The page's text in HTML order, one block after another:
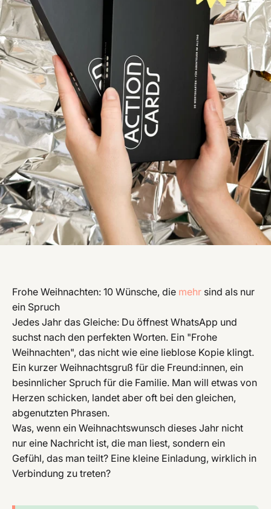
Frohe Weihnachten: 10 Wünsche, die mehr sind als nur
ein Spruch
Jedes Jahr das Gleiche: Du öffnest WhatsApp und
suchst nach den perfekten Worten. Ein "Frohe
Weihnachten", das nicht wie eine lieblose Kopie klingt.
Ein kurzer Weihnachtsgruß für die Freund:innen, ein
besinnlicher Spruch für die Familie. Man will etwas von
Herzen schicken, landet aber oft bei den gleichen,
abgenutzten Phrasen.
Was, wenn ein Weihnachtswunsch dieses Jahr nicht
nur eine Nachricht ist, die man liest, sondern ein
Gefühl, das man teilt? Eine kleine Einladung, wirklich in
Verbindung zu treten?